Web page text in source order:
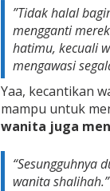
?
”Tidak halal
mengganti
hatimu, kecuali
mengawasi
Yaa, kecantikan
mampu untuk
wanita juga
“Sesungguhnya
wanita shalihah.”